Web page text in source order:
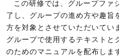
この研修では、グループファ
了し、グループの進め方や趣旨
方を対象とさせていただいてい
グループで使用するテキストと
のためのマニュアルを配布しま